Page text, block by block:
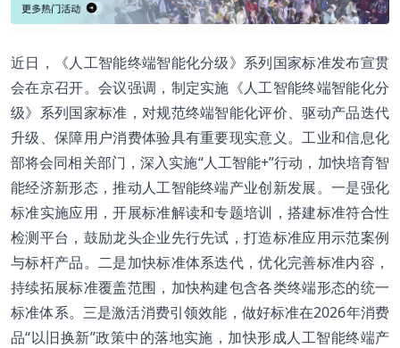
近日，《人工智能终端智能化分级》系列国家标准发布宣贯
会在京召开。会议强调，制定实施《人工智能终端智能化分
级》系列国家标准，对规范终端智能化评价、驱动产品迭代
升级、保障用户消费体验具有重要现实意义。工业和信息化
部将会同相关部门，深入实施“人工智能+”行动，加快培育智
能经济新形态，推动人工智能终端产业创新发展。一是强化
标准实施应用，开展标准解读和专题培训，搭建标准符合性
检测平台，鼓励龙头企业先行先试，打造标准应用示范案例
与标杆产品。二是加快标准体系迭代，优化完善标准内容，
持续拓展标准覆盖范围，加快构建包含各类终端形态的统一
标准体系。三是激活消费引领效能，做好标准在2026年消费
品“以旧换新”政策中的落地实施，加快形成人工智能终端产